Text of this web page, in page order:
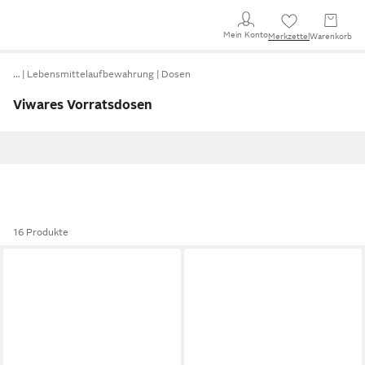
Mein KontoMerkzettel Warenkorb
… Lebensmittelaufbewahrung Dosen
Viwares Vorratsdosen
16 Produkte